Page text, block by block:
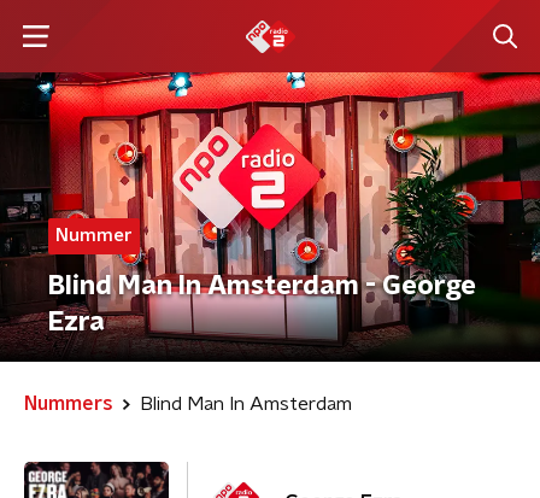
Nummer
Blind Man In Amsterdam - George
Ezra
Nummers Blind Man In Amsterdam